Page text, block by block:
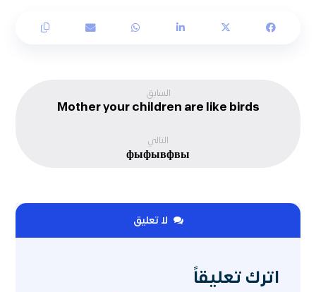
السابق
Mother your children are like birds
التالي
фыфывфвы
لا تعليق
اترك تعليقاً